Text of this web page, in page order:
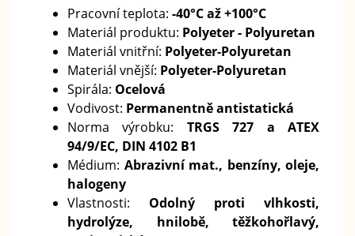
Pracovní teplota: -40°C až +100°C
Materiál produktu: Polyeter - Polyuretan
Materiál vnitřní: Polyeter-Polyuretan
Materiál vnější: Polyeter-Polyuretan
Spirála: Ocelová
Vodivost: Permanentně antistatická
Norma výrobku: TRGS 727 a ATEX
94/9/EC, DIN 4102 B1
Médium: Abrazivní mat., benzíny, oleje,
halogeny
Vlastnosti: Odolný proti vlhkosti,
hydrolýze, hnilobě, těžkohořlavý,